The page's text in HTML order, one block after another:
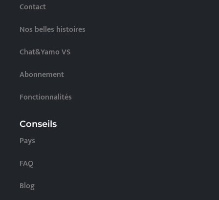
Contact
Nos belles histoires
Chat&Yamo VS
Abonnement
Fonctionnalités
Conseils
Pays
FAQ
Blog